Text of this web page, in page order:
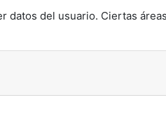
del usuario. Ciertas